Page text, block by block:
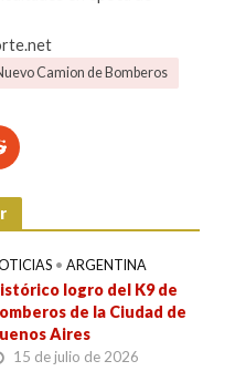
Camion de Bomberos
• ARGENTINA
logro del K9 de
de la Ciudad de
Aires
15 de julio de 2026